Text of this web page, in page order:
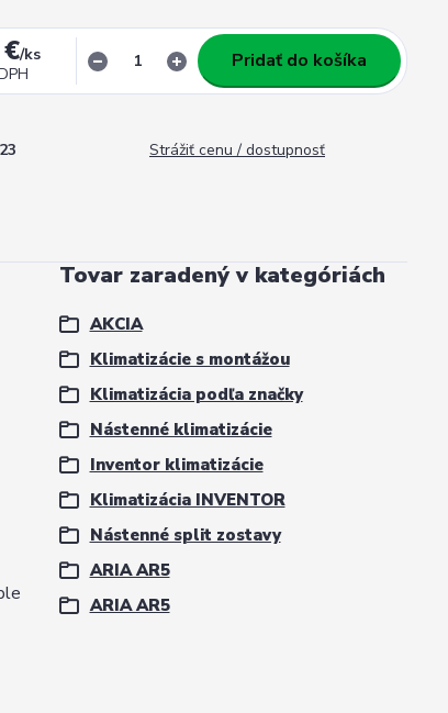
/ks
Pridať do košíka
Strážiť cenu / dostupnosť
Tovar zaradený v kategóriách
AKCIA
Klimatizácie s montážou
Klimatizácia podľa značky
Nástenné klimatizácie
Inventor klimatizácie
Klimatizácia INVENTOR
Nástenné split zostavy
ARIA AR5
ARIA AR5